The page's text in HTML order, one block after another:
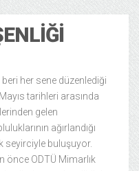
beri her sene düzenlediği
tarihleri arasında
gelen
ağırlandığı
seyirciyle buluşuyor.
önce ODTÜ Mimarlık